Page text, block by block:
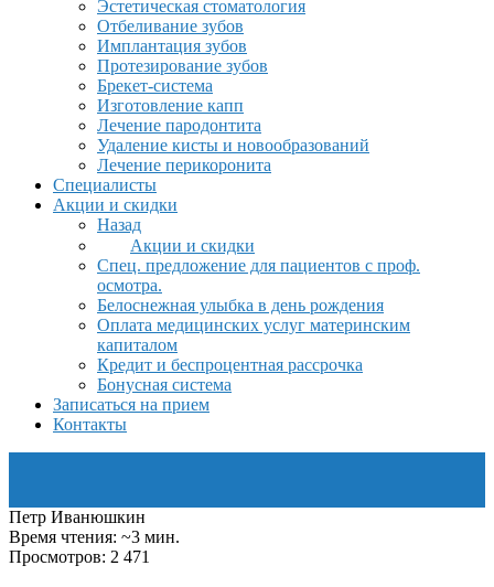
Эстетическая стоматология
Отбеливание зубов
Имплантация зубов
Протезирование зубов
Брекет-система
Изготовление капп
Лечение пародонтита
Удаление кисты и новообразований
Лечение перикоронита
Специалисты
Акции и скидки
Назад
Акции и скидки
Спец. предложение для пациентов с проф.
осмотра.
Белоснежная улыбка в день рождения
Оплата медицинских услуг материнским
капиталом
Кредит и беспроцентная рассрочка
Бонусная система
Записаться на прием
Контакты
Петр Иванюшкин
Время чтения: ~3 мин.
Просмотров: 2 471